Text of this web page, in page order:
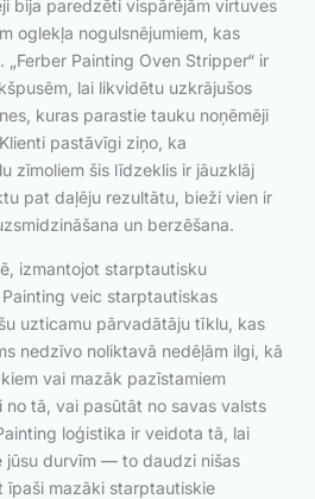
bija paredzēti vispārējām virtuves
oglekļa nogulsnējumiem, kas
Painting Oven Stripper“ ir
lai likvidētu uzkrājušos
kuras parastie tauku noņēmēji
pastāvīgi ziņo, ka
zīmoliem šis līdzeklis ir jāuzklāj
pat daļēju rezultātu, bieži vien ir
un berzēšana.
izmantojot starptautisku
veic starptautiskas
uzticamu pārvadātāju tīklu, kas
nedzīvo noliktavā nedēļām ilgi, kā
vai mazāk pazīstamiem
tā, vai pasūtāt no savas valsts
loģistika ir veidota tā, lai
jūsu durvīm — to daudzi nišas
īpaši mazāki starptautiskie